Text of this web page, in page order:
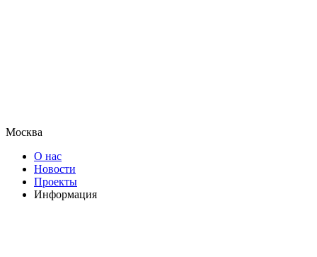
Москва
О нас
Новости
Проекты
Информация